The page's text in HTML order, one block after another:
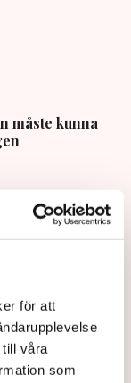
för att
våra
som
måste kunna
upp på
på